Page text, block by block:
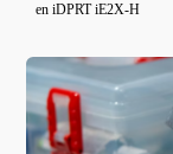
en iDPRT iE2X-H